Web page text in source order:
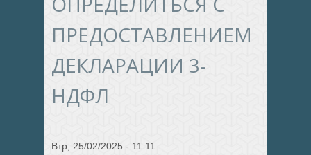
ПРЕДОСТАВЛЕНИЕМ
ДЕКЛАРАЦИИ 3-
НДФЛ
Втр, 25/02/2025 - 11:11